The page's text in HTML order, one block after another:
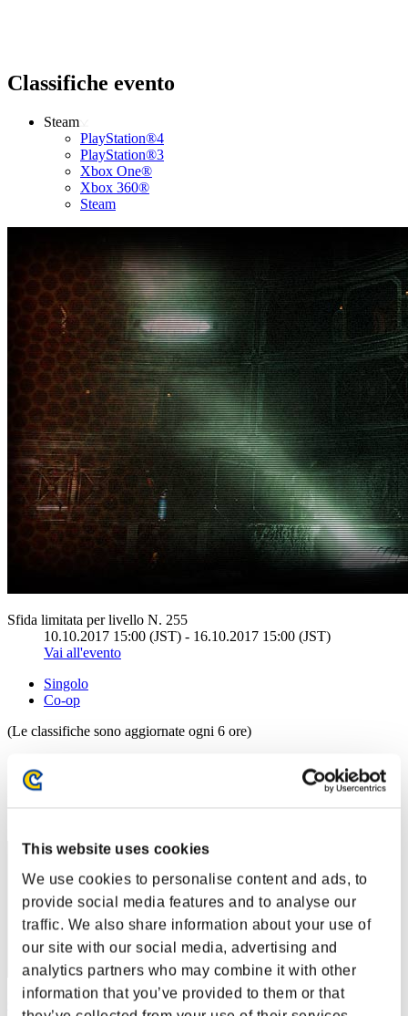
This website uses cookies
We use cookies to personalise content and ads, to
provide social media features and to analyse our
traffic. We also share information about your use of
our site with our social media, advertising and
analytics partners who may combine it with other
information that you’ve provided to them or that
Classifiche evento
Steam
PlayStation®4
PlayStation®3
Xbox One®
Xbox 360®
Steam
Sfida limitata per livello N. 255
10.10.2017 15:00 (JST) - 16.10.2017 15:00 (JST)
Vai all'evento
Singolo
Co-op
(Le classifiche sono aggiornate ogni 6 ore)
Classifiche
CNwunan